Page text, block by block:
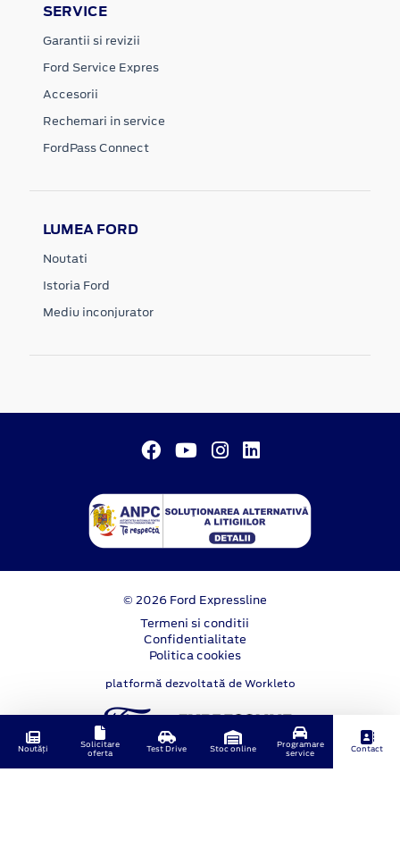
SERVICE
Garantii si revizii
Ford Service Expres
Accesorii
Rechemari in service
FordPass Connect
LUMEA FORD
Noutati
Istoria Ford
Mediu inconjurator
© 2026 Ford Expressline
Termeni si conditii
Confidentialitate
Politica cookies
platformă dezvoltată de Workleto
Noutăți
Solicitare
oferta
Test Drive Stoc online
Programare
service
Contact